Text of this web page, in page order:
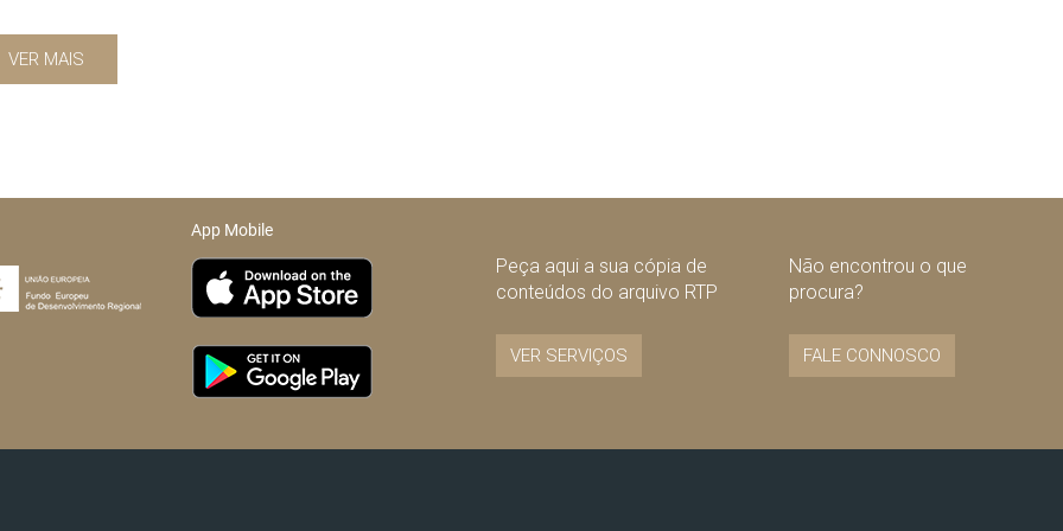
VER MAIS
App Mobile
Peça aqui a sua cópia de
conteúdos do arquivo RTP
VER SERVIÇOS
Não encontrou o que
procura?
FALE CONNOSCO